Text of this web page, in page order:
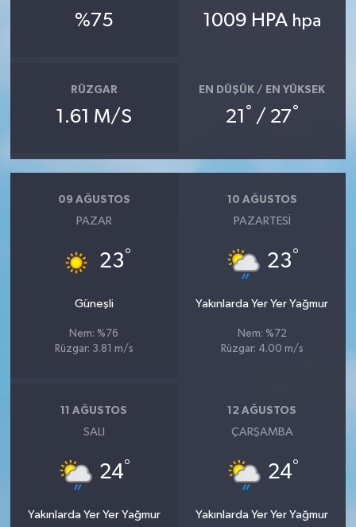
%75 1009 HPA hpa
RÜZGAR
1.61 M/S
EN DÜŞÜK / EN YÜKSEK
21 ° / 27°
09 AĞUSTOS
PAZAR
23°
Güneşli
Nem: %76
Rüzgar: 3.81 m/s
10 AĞUSTOS
PAZARTESI
23°
Yakınlarda Yer Yer Yağmur
Nem: %72
Rüzgar: 4.00 m/s
11 AĞUSTOS
SALI
24°
Yakınlarda Yer Yer Yağmur
12 AĞUSTOS
ÇARŞAMBA
24°
Yakınlarda Yer Yer Yağmur